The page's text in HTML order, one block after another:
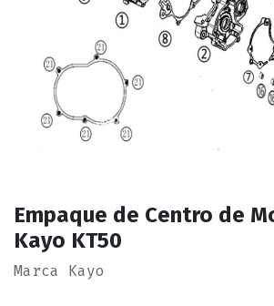
Empaque de Centro de
Kayo KT50
Marca Kayo